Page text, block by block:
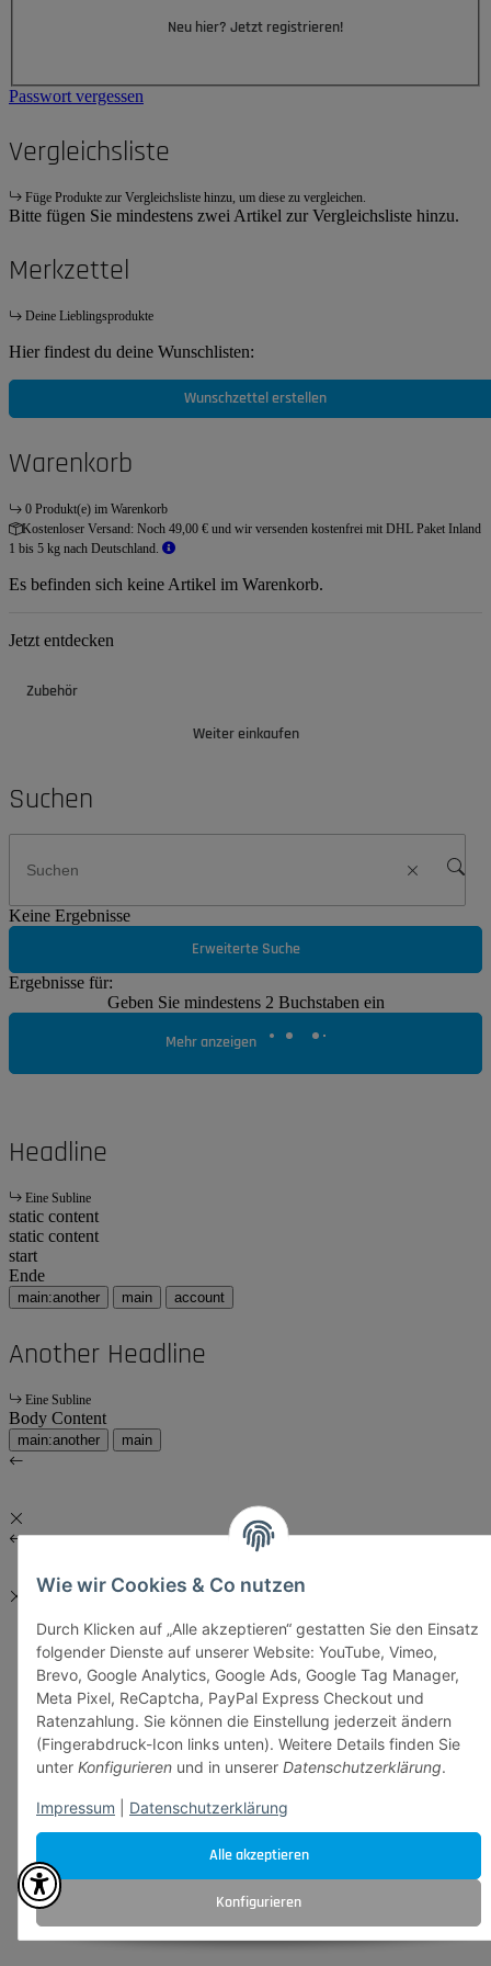
Alle akzeptieren
Konfigurieren
Wie wir Cookies & Co nutzen
Durch Klicken auf „Alle akzeptieren“ gestatten Sie den Einsatz
folgender Dienste auf unserer Website: YouTube, Vimeo,
Brevo, Google Analytics, Google Ads, Google Tag Manager,
Meta Pixel, ReCaptcha, PayPal Express Checkout und
Ratenzahlung. Sie können die Einstellung jederzeit ändern
(Fingerabdruck-Icon links unten). Weitere Details finden Sie
unter Konfigurieren und in unserer Datenschutzerklärung.
Impressum Datenschutzerklärung
Neu hier? Jetzt registrieren!
Passwort vergessen
Vergleichsliste
Füge Produkte zur Vergleichsliste hinzu, um diese zu vergleichen.
Bitte fügen Sie mindestens zwei Artikel zur Vergleichsliste hinzu.
Merkzettel
Deine Lieblingsprodukte
Hier findest du deine Wunschlisten:
Wunschzettel erstellen
Warenkorb
0 Produkt(e) im Warenkorb
Kostenloser Versand: Noch 49,00 € und wir versenden kostenfrei mit DHL Paket Inland
1 bis 5 kg nach Deutschland.
Es befinden sich keine Artikel im Warenkorb.
Jetzt entdecken
Zubehör
Weiter einkaufen
Suchen
Keine Ergebnisse
Erweiterte Suche
Ergebnisse für:
Geben Sie mindestens 2 Buchstaben ein
Mehr anzeigen
Headline
Eine Subline
static content
static content
start
Ende
main:another main account
Another Headline
Eine Subline
Body Content
main:another main